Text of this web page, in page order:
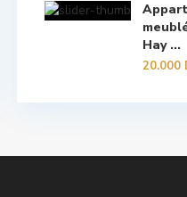
Hay ...
20.000